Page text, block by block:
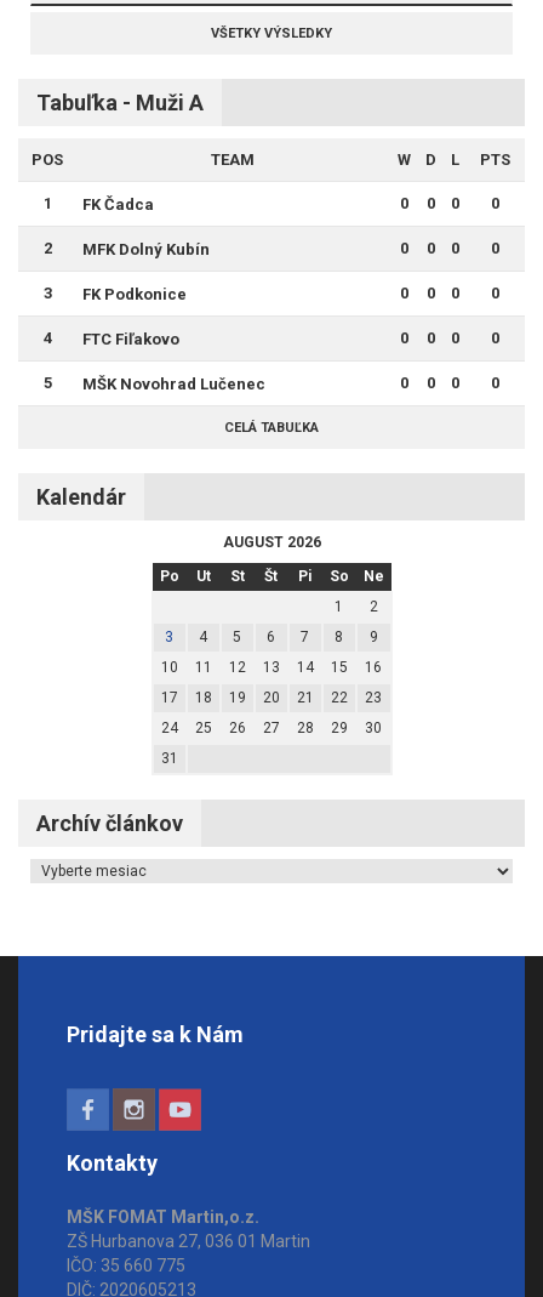
VŠETKY VÝSLEDKY
Tabuľka - Muži A
POS TEAM W D L PTS
1 FK Čadca 0 0 0 0
2 MFK Dolný Kubín 0 0 0 0
3 FK Podkonice 0 0 0 0
4 FTC Fiľakovo 0 0 0 0
5 MŠK Novohrad Lučenec 0 0 0 0
CELÁ TABUĽKA
Kalendár
AUGUST 2026
Po
Ut St Št Pi So
Ne
1
2
3
4 5 6 7 8
9
10
11 12 13 14 15
16
17
18 19 20 21 22
23
24
25 26 27 28 29
30
31
Archív článkov
Archív článkov
Pridajte sa k Nám
Kontakty
MŠK FOMAT Martin,o.z.
ZŠ Hurbanova 27, 036 01 Martin
IČO: 35 660 775
DIČ: 2020605213